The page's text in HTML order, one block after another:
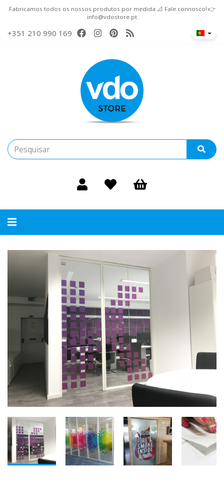
Fabricamos todos os nossos produtos por medida 📐 Fale connosco! 👉
info@vdostore.pt
+351 210 990 169
Alternar